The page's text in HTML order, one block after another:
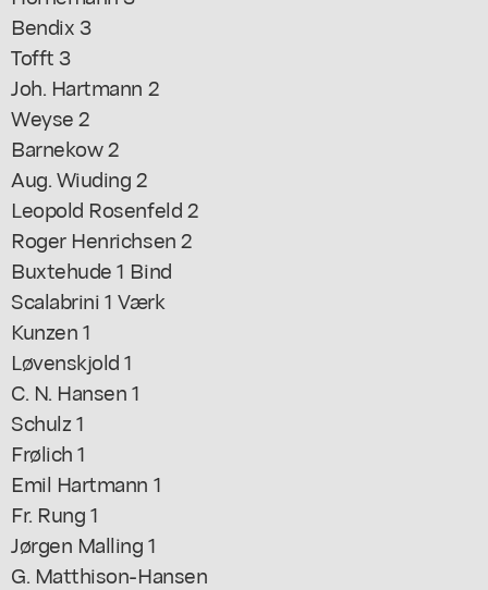
Bendix 3
Tofft 3
Joh. Hartmann 2
Weyse 2
Barnekow 2
Aug. Wiuding 2
Leopold Rosenfeld 2
Roger Henrichsen 2
Buxtehude 1 Bind
Scalabrini 1 Værk
Kunzen 1
Løvenskjold 1
C. N. Hansen 1
Schulz 1
Frølich 1
Emil Hartmann 1
Fr. Rung 1
Jørgen Malling 1
G. Matthison-Hansen